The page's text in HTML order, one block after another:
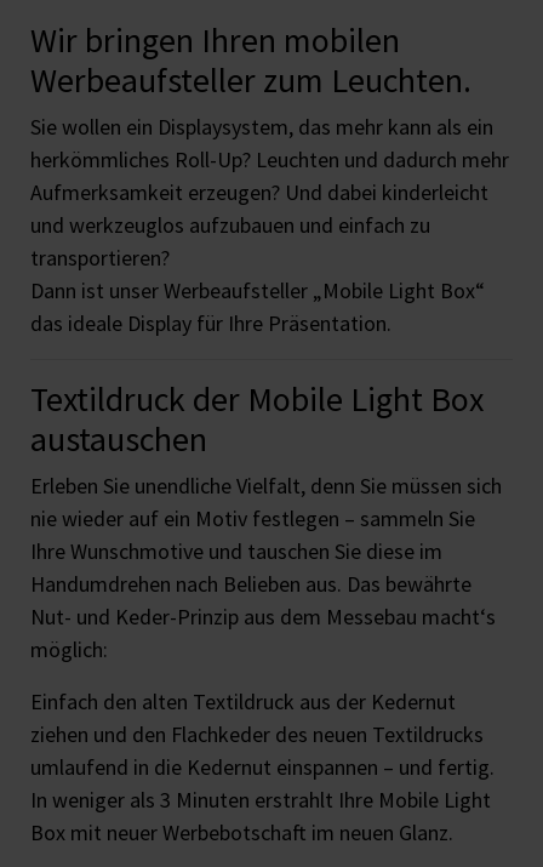
Wir bringen Ihren mobilen
Werbeaufsteller zum Leuchten.
Sie wollen ein Displaysystem, das mehr kann als ein
herkömmliches Roll-Up? Leuchten und dadurch mehr
Aufmerksamkeit erzeugen? Und dabei kinderleicht
und werkzeuglos aufzubauen und einfach zu
transportieren?
Dann ist unser Werbeaufsteller „Mobile Light Box“
das ideale Display für Ihre Präsentation.
Textildruck der Mobile Light Box
austauschen
Erleben Sie unendliche Vielfalt, denn Sie müssen sich
nie wieder auf ein Motiv festlegen – sammeln Sie
Ihre Wunschmotive und tauschen Sie diese im
Handumdrehen nach Belieben aus. Das bewährte
Nut- und Keder-Prinzip aus dem Messebau macht‘s
möglich:
Einfach den alten Textildruck aus der Kedernut
ziehen und den Flachkeder des neuen Textildrucks
umlaufend in die Kedernut einspannen – und fertig.
In weniger als 3 Minuten erstrahlt Ihre Mobile Light
Box mit neuer Werbebotschaft im neuen Glanz.